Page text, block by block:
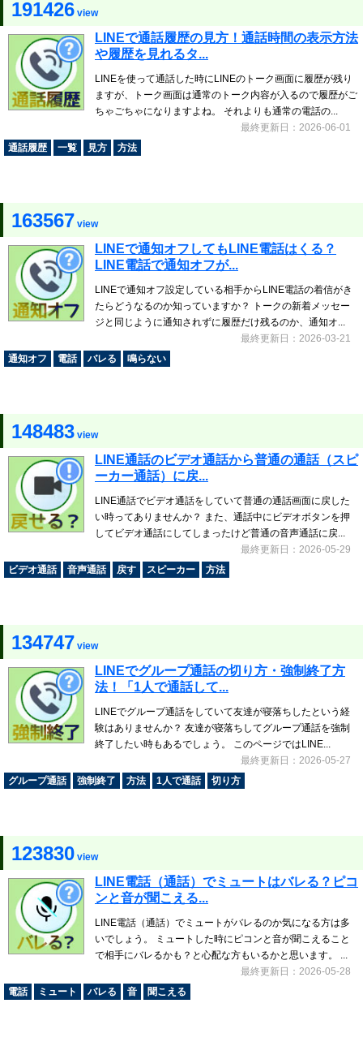
191426 view
LINEで通話履歴の見方！通話時間の表示方法
や履歴を見れるタ...
LINEを使って通話した時にLINEのトーク画面に履歴が残り
ますが、トーク画面は通常のトーク内容が入るので履歴がご
ちゃごちゃになりますよね。 それよりも通常の電話の...
最終更新日：2026-06-01
通話履歴
一覧 見方 方法
163567 view
LINEで通知オフしてもLINE電話はくる？
LINE電話で通知オフが...
LINEで通知オフ設定している相手からLINE電話の着信がき
たらどうなるのか知っていますか？ トークの新着メッセー
ジと同じように通知されずに履歴だけ残るのか、通知オ...
最終更新日：2026-03-21
通知オフ
電話 バレる 鳴らない
148483 view
LINE通話のビデオ通話から普通の通話（スピ
ーカー通話）に戻...
LINE通話でビデオ通話をしていて普通の通話画面に戻した
い時ってありませんか？ また、通話中にビデオボタンを押
してビデオ通話にしてしまったけど普通の音声通話に戻...
最終更新日：2026-05-29
ビデオ通話
音声通話 戻す スピーカー 方法
134747 view
LINEでグループ通話の切り方・強制終了方
法！「1人で通話して...
LINEでグループ通話をしていて友達が寝落ちしたという経
験はありませんか？ 友達が寝落ちしてグループ通話を強制
終了したい時もあるでしょう。 このページではLINE...
最終更新日：2026-05-27
グループ通話
強制終了 方法 1人で通話 切り方
123830 view
LINE電話（通話）でミュートはバレる？ピコ
ンと音が聞こえる...
LINE電話（通話）でミュートがバレるのか気になる方は多
いでしょう。 ミュートした時にピコンと音が聞こえること
で相手にバレるかも？と心配な方もいるかと思います。 ...
最終更新日：2026-05-28
電話
ミュート バレる 音 聞こえる